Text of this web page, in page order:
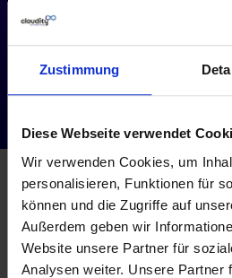
Zustimmung
Diese Webseite verwendet
Wir verwenden Cookies, um
personalisieren, Funktionen für
können und die Zugriffe auf
Außerdem geben wir
Website unsere Partner für
Analysen weiter. Unsere Partner
Finden
Service : Alle